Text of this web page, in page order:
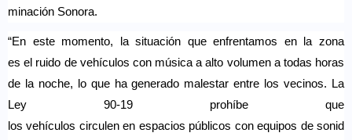
minación Sonora.
“En este momento, lasituación queenfrentamos enla zona
esel ruido de vehículos con música a alto volumena todas horas
de la noche, lo que hagenerado malestar entre losvecinos. La
Ley 90-19 prohíbe que
losvehículos circulen en espacios públicos conequipos desonid